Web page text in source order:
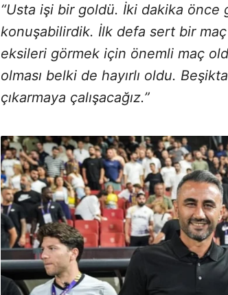
“Usta işi bir goldü. İki dakika önce
konuşabilirdik. İlk defa sert bir maç
eksileri görmek için önemli maç
olması belki de hayırlı oldu.
çıkarmaya çalışacağız.”